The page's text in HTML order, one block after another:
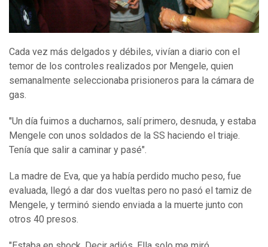
Cada vez más delgados y débiles, vivían a diario con el
temor de los controles realizados por Mengele, quien
semanalmente seleccionaba prisioneros para la cámara de
gas.
"Un día fuimos a ducharnos, salí primero, desnuda, y estaba
Mengele con unos soldados de la SS haciendo el triaje.
Tenía que salir a caminar y pasé".
La madre de Eva, que ya había perdido mucho peso, fue
evaluada, llegó a dar dos vueltas pero no pasó el tamiz de
Mengele, y terminó siendo enviada a la muerte junto con
otros 40 presos.